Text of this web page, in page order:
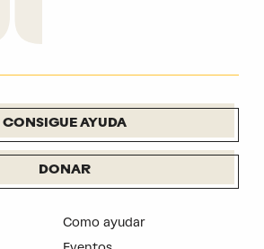
CONSIGUE AYUDA
DONAR
Como ayudar